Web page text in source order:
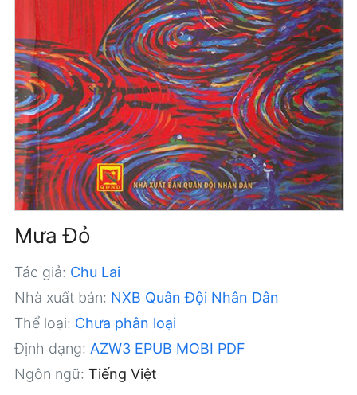
Mưa Đỏ
Tác giả: Chu Lai
Nhà xuất bản: NXB Quân Đội Nhân Dân
Thể loại: Chưa phân loại
Định dạng: AZW3 EPUB MOBI PDF
Ngôn ngữ: Tiếng Việt